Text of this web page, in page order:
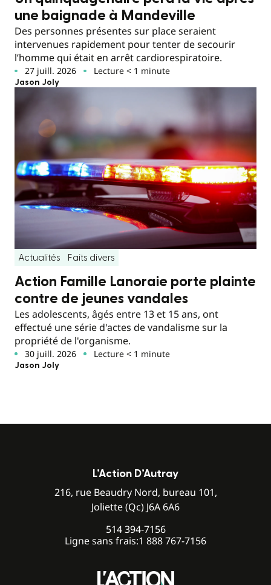
une baignade à Mandeville
Des personnes présentes sur place seraient
intervenues rapidement pour tenter de secourir
l’homme qui était en arrêt cardiorespiratoire.
27 juill. 2026 Lecture < 1 minute
Jason Joly
Actualités Faits divers
Action Famille Lanoraie porte plainte
contre de jeunes vandales
Les adolescents, âgés entre 13 et 15 ans, ont
effectué une série d'actes de vandalisme sur la
propriété de l'organisme.
30 juill. 2026 Lecture < 1 minute
Jason Joly
L’Action D’Autray
216, rue Beaudry Nord, bureau 101,
Joliette (Qc) J6A 6A6
514 394-7156
Ligne sans frais:1 888 767-7156